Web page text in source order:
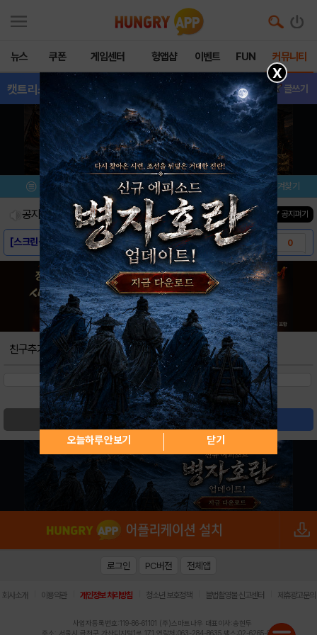
뉴스 쿠폰 게임센터 헝앱샵 이벤트 FUN 커뮤니티
캣트리스 - 친구추가 글쓰기
메뉴 이벤트/미션 설치/평가 즐겨찾기
공지사항 진행중인 이벤트0건 ▼ 공지펴기
[스크린샷] - 캣트리스 0
[게임소개] - 캣트리스 0
친구추가
검색 글쓰기
X
오늘하루 안보기 닫기
로그인 PC버전 전체앱
회사소개 이용약관 개인정보 처리방침 청소년 보호정책 불법촬영물 신고센터 제휴광고문의
사업자등록번호:119-86-61101 (주)스마트나우 대표이사:송현두
주소: 서울시 금천구 가산디지털1로 171 연락처:063-284-8635 팩스:02-6265-0377